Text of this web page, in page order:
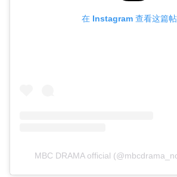
在 Instagram 查看这篇
MBC DRAMA official